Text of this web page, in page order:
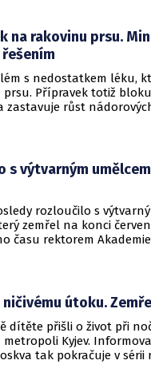
na rakovinu prsu.
s nedostatkem léku,
Přípravek totiž
zastavuje růst
s výtvarným
rozloučilo s
zemřel na konci
času rektorem
útoku.
dítěte přišli o život při
Kyjev.
tak pokračuje v sérii